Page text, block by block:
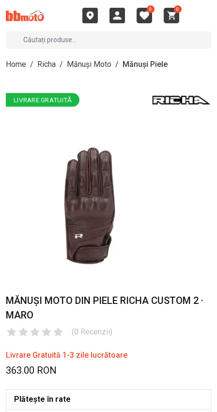
0 0
Home / Richa / Mănuși Moto / Mănuși Piele
LIVRARE GRATUITĂ
MĂNUȘI MOTO DIN PIELE RICHA CUSTOM 2 ·
MARO
(0 Recenzii)
Livrare Gratuită 1-3 zile lucrătoare
363.00 RON
Plătește în rate